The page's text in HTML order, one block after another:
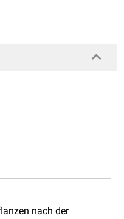
nach der